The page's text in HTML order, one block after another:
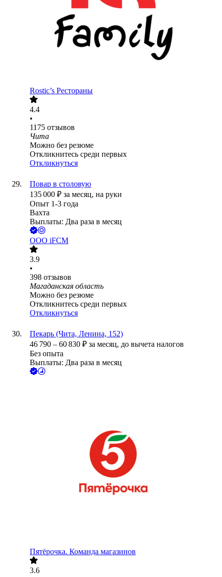
Rostic’s Рестораны
4.4
•
1175 отзывов
Чита
Можно без резюме
Откликнитесь среди первых
Откликнуться
Повар в столовую
135 000 ₽ за месяц, на руки
Опыт 1-3 года
Вахта
Выплаты: Два раза в месяц
ООО iFCM
3.9
•
398 отзывов
Магаданская область
Можно без резюме
Откликнитесь среди первых
Откликнуться
Пекарь (Чита, Ленина, 152)
46 790 – 60 830 ₽ за месяц, до вычета налогов
Без опыта
Выплаты: Два раза в месяц
Пятёрочка. Команда магазинов
3.6